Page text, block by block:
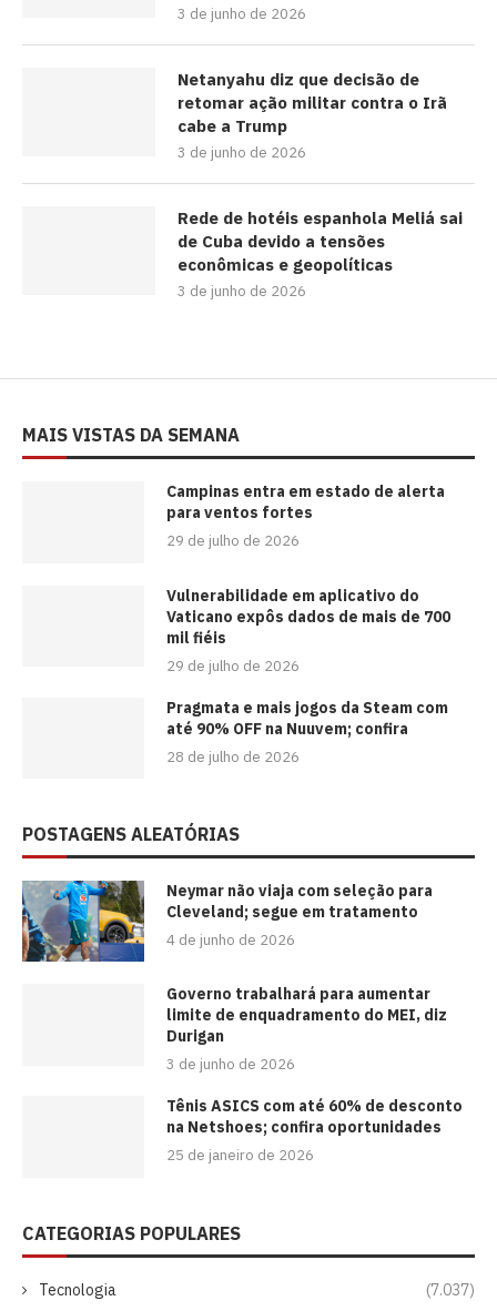
3 de junho de 2026
Netanyahu diz que decisão de
retomar ação militar contra o Irã
cabe a Trump
3 de junho de 2026
Rede de hotéis espanhola Meliá sai
de Cuba devido a tensões
econômicas e geopolíticas
3 de junho de 2026
MAIS VISTAS DA SEMANA
Campinas entra em estado de alerta
para ventos fortes
29 de julho de 2026
Vulnerabilidade em aplicativo do
Vaticano expôs dados de mais de 700
mil fiéis
29 de julho de 2026
Pragmata e mais jogos da Steam com
até 90% OFF na Nuuvem; confira
28 de julho de 2026
POSTAGENS ALEATÓRIAS
Neymar não viaja com seleção para
Cleveland; segue em tratamento
4 de junho de 2026
Governo trabalhará para aumentar
limite de enquadramento do MEI, diz
Durigan
3 de junho de 2026
Tênis ASICS com até 60% de desconto
na Netshoes; confira oportunidades
25 de janeiro de 2026
CATEGORIAS POPULARES
Tecnologia
(7.037)